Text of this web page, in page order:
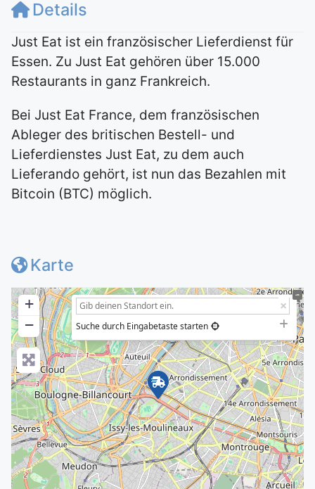
Details
Just Eat ist ein französischer Lieferdienst für
Essen. Zu Just Eat gehören über 15.000
Restaurants in ganz Frankreich.
Bei Just Eat France, dem französischen
Ableger des britischen Bestell- und
Lieferdienstes Just Eat, zu dem auch
Lieferando gehört, ist nun das Bezahlen mit
Bitcoin (BTC) möglich.
Karte
+
−
Suche durch Eingabetaste starten